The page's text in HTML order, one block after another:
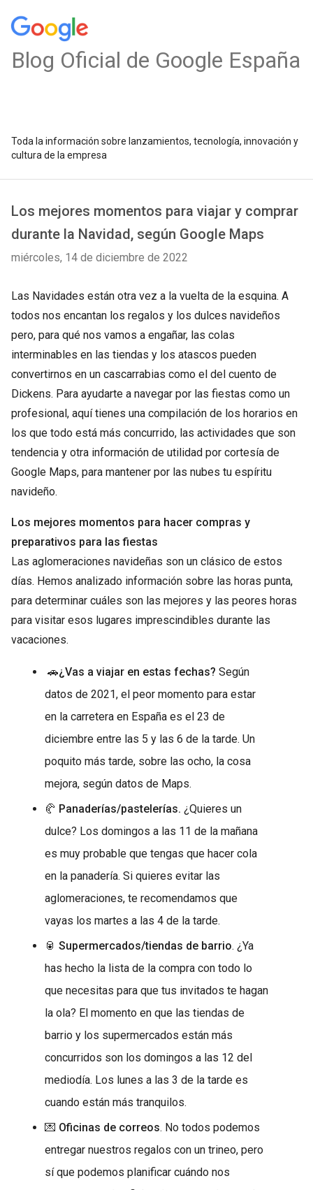
Blog Oficial de Google España
Toda la información sobre lanzamientos, tecnología, innovación y
cultura de la empresa
Los mejores momentos para viajar y comprar
durante la Navidad, según Google Maps
miércoles, 14 de diciembre de 2022
Las Navidades están otra vez a la vuelta de la esquina. A
todos nos encantan los regalos y los dulces navideños
pero, para qué nos vamos a engañar, las colas
interminables en las tiendas y los atascos pueden
convertirnos en un cascarrabias como el del cuento de
Dickens. Para ayudarte a navegar por las fiestas como un
profesional, aquí tienes una compilación de los horarios en
los que todo está más concurrido, las actividades que son
tendencia y otra información de utilidad por cortesía de
Google Maps, para mantener por las nubes tu espíritu
navideño.
Los mejores momentos para hacer compras y
preparativos para las fiestas
Las aglomeraciones navideñas son un clásico de estos
días. Hemos analizado información sobre las horas punta,
para determinar cuáles son las mejores y las peores horas
para visitar esos lugares imprescindibles durante las
vacaciones.
🚗¿Vas a viajar en estas fechas? Según
datos de 2021, el peor momento para estar
en la carretera en España es el 23 de
diciembre entre las 5 y las 6 de la tarde. Un
poquito más tarde, sobre las ocho, la cosa
mejora, según datos de Maps.
🥐 Panaderías/pastelerías. ¿Quieres un
dulce? Los domingos a las 11 de la mañana
es muy probable que tengas que hacer cola
en la panadería. Si quieres evitar las
aglomeraciones, te recomendamos que
vayas los martes a las 4 de la tarde.
🥫 Supermercados/tiendas de barrio. ¿Ya
has hecho la lista de la compra con todo lo
que necesitas para que tus invitados te hagan
la ola? El momento en que las tiendas de
barrio y los supermercados están más
concurridos son los domingos a las 12 del
mediodía. Los lunes a las 3 de la tarde es
cuando están más tranquilos.
💌 Oficinas de correos. No todos podemos
entregar nuestros regalos con un trineo, pero
sí que podemos planificar cuándo nos